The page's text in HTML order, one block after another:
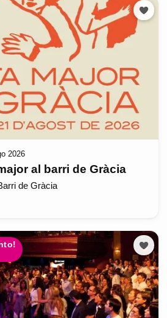
2026
al barri de Gràcia
de Gràcia